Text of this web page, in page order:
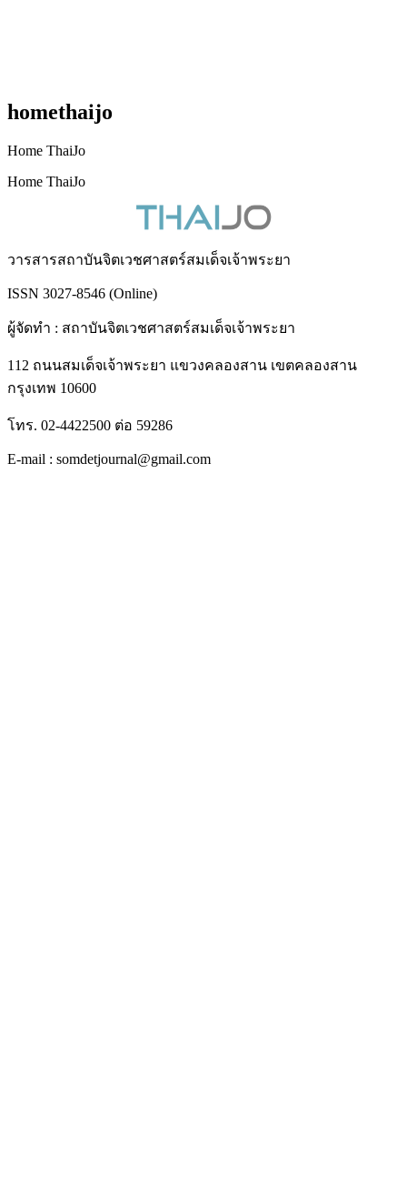
homethaijo
Home ThaiJo
Home ThaiJo
วารสารสถาบันจิตเวชศาสตร์สมเด็จเจ้าพระยา
ISSN 3027-8546 (Online)
ผู้จัดทำ : สถาบันจิตเวชศาสตร์สมเด็จเจ้าพระยา
112 ถนนสมเด็จเจ้าพระยา แขวงคลองสาน เขตคลองสาน
กรุงเทพ 10600
โทร. 02-4422500 ต่อ 59286
E-mail : somdetjournal@gmail.com